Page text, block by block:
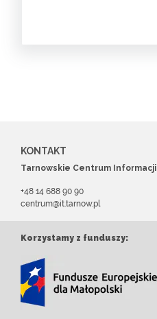
KONTAKT
Tarnowskie Centrum Informacji
+48 14 688 90 90
centrum@it.tarnow.pl
Korzystamy z funduszy: